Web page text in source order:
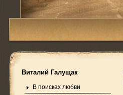
Виталий Галущак
В поисках любви